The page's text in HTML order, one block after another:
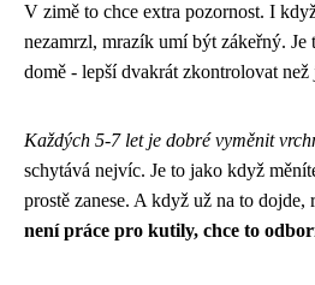
V zimě to chce extra pozornost. I
nezamrzl, mrazík umí být zákeřný.
domě - lepší dvakrát zkontrolovat
Každých 5-7 let je dobré vyměnit
schytává nejvíc. Je to jako když
prostě zanese. A když už na to dojde,
není práce pro kutily, chce to